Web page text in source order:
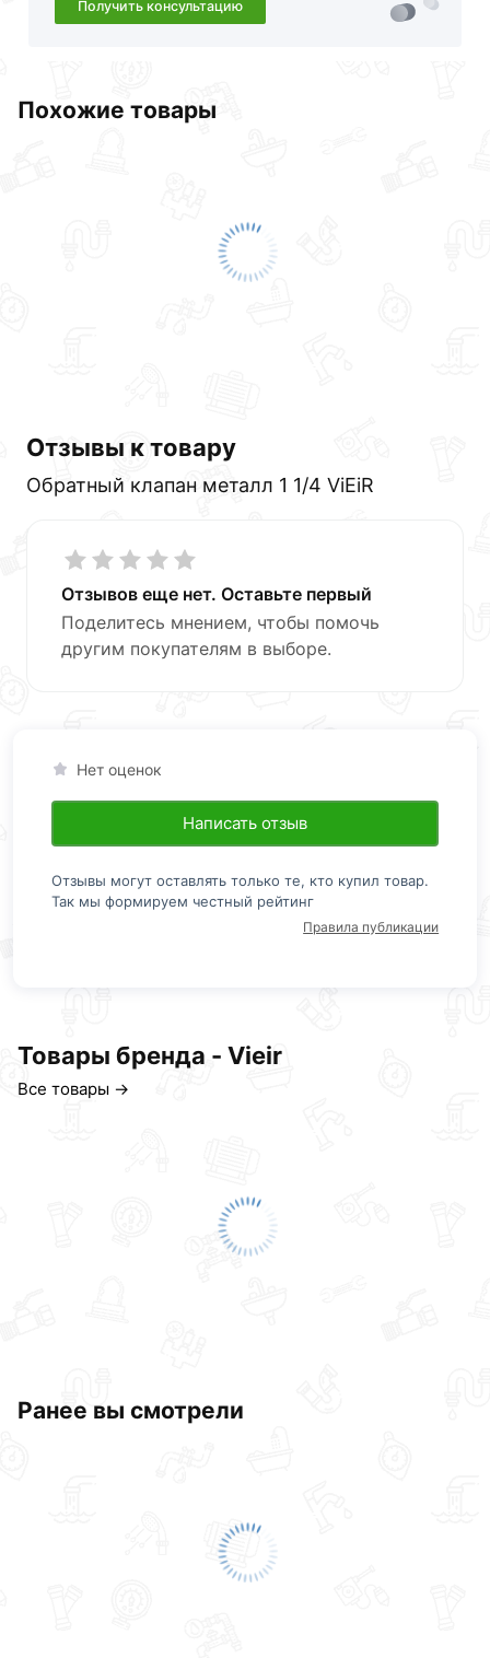
Получить консультацию
Похожие товары
Отзывы к товару
Обратный клапан металл 1 1/4 ViEiR
Отзывов еще нет. Оставьте первый
Поделитесь мнением, чтобы помочь
другим покупателям в выборе.
Нет оценок
Написать отзыв
Отзывы могут оставлять только те, кто купил товар.
Так мы формируем честный рейтинг
Правила публикации
Товары бренда - Vieir
Все товары →
Ранее вы смотрели